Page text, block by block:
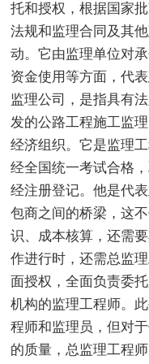
托和授权，根据国家
法规和监理合同及其
动。它由监理单位对
资金使用等方面，代
监理公司，是指具有
发的公路工程施工监
经济组织。它是监理
经全国统一考试合格
经注册登记。他是代
包商之间的桥梁，这
识、成本核算，还需
作进行时，还需总监
面授权，全面负责委
机构的监理工程师。
程师和监理员，但对
的质量，总监理工程